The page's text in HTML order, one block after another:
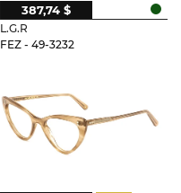
L.G.R
FEZ - 49-3232
387,74 $